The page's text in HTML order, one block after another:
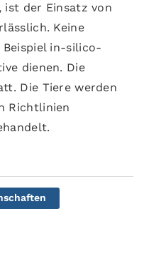
ist der Einsatz von
Keine
Beispiel in-silico-
dienen. Die
Die Tiere werden
Richtlinien